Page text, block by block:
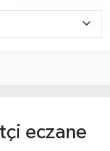
eczane